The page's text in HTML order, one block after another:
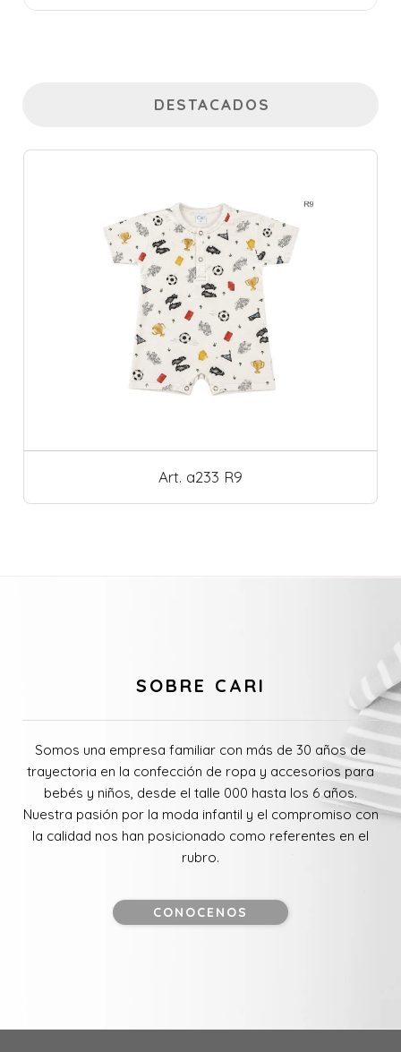
DESTACADOS
Art. a233 R9
SOBRE CARI
Somos una empresa familiar con más de 30 años de
trayectoria en la confección de ropa y accesorios para
bebés y niños, desde el talle 000 hasta los 6 años.
Nuestra pasión por la moda infantil y el compromiso con
la calidad nos han posicionado como referentes en el
rubro.
CONOCENOS